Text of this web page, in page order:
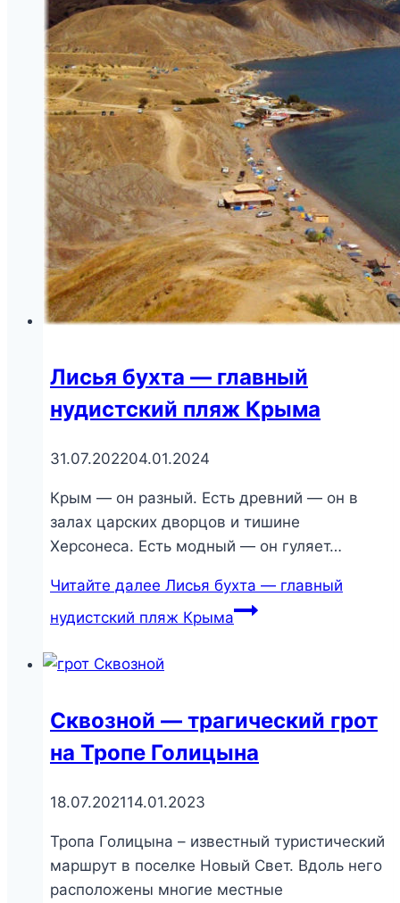
Лисья бухта — главный
нудистский пляж Крыма
31.07.202204.01.2024
Крым — он разный. Есть древний — он в
залах царских дворцов и тишине
Херсонеса. Есть модный — он гуляет…
Читайте далее Лисья бухта — главный
нудистский пляж Крыма
Сквозной — трагический грот
на Тропе Голицына
18.07.202114.01.2023
Тропа Голицына – известный туристический
маршрут в поселке Новый Свет. Вдоль него
расположены многие местные